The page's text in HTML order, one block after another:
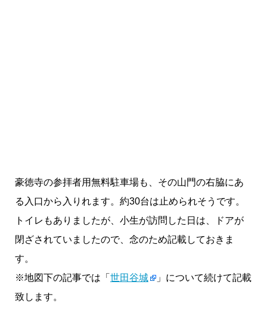
豪徳寺の参拝者用無料駐車場も、その山門の右脇にあ
る入口から入りれます。約30台は止められそうです。
トイレもありましたが、小生が訪問した日は、ドアが
閉ざされていましたので、念のため記載しておきま
す。
※地図下の記事では「 世田谷城
」について続けて記載
致します。